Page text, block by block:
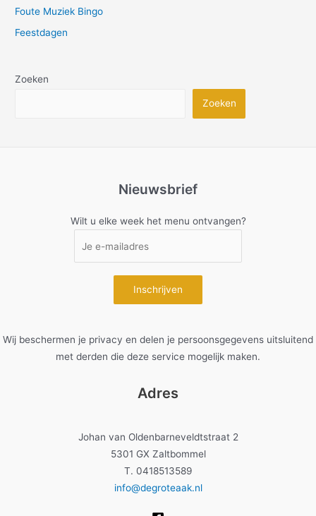
Foute Muziek Bingo
Feestdagen
Zoeken
Zoeken
Nieuwsbrief
Wilt u elke week het menu ontvangen?
Wij beschermen je privacy en delen je persoonsgegevens uitsluitend
met derden die deze service mogelijk maken.
Adres
Johan van Oldenbarneveldtstraat 2
5301 GX Zaltbommel
T. 0418513589
info@degroteaak.nl